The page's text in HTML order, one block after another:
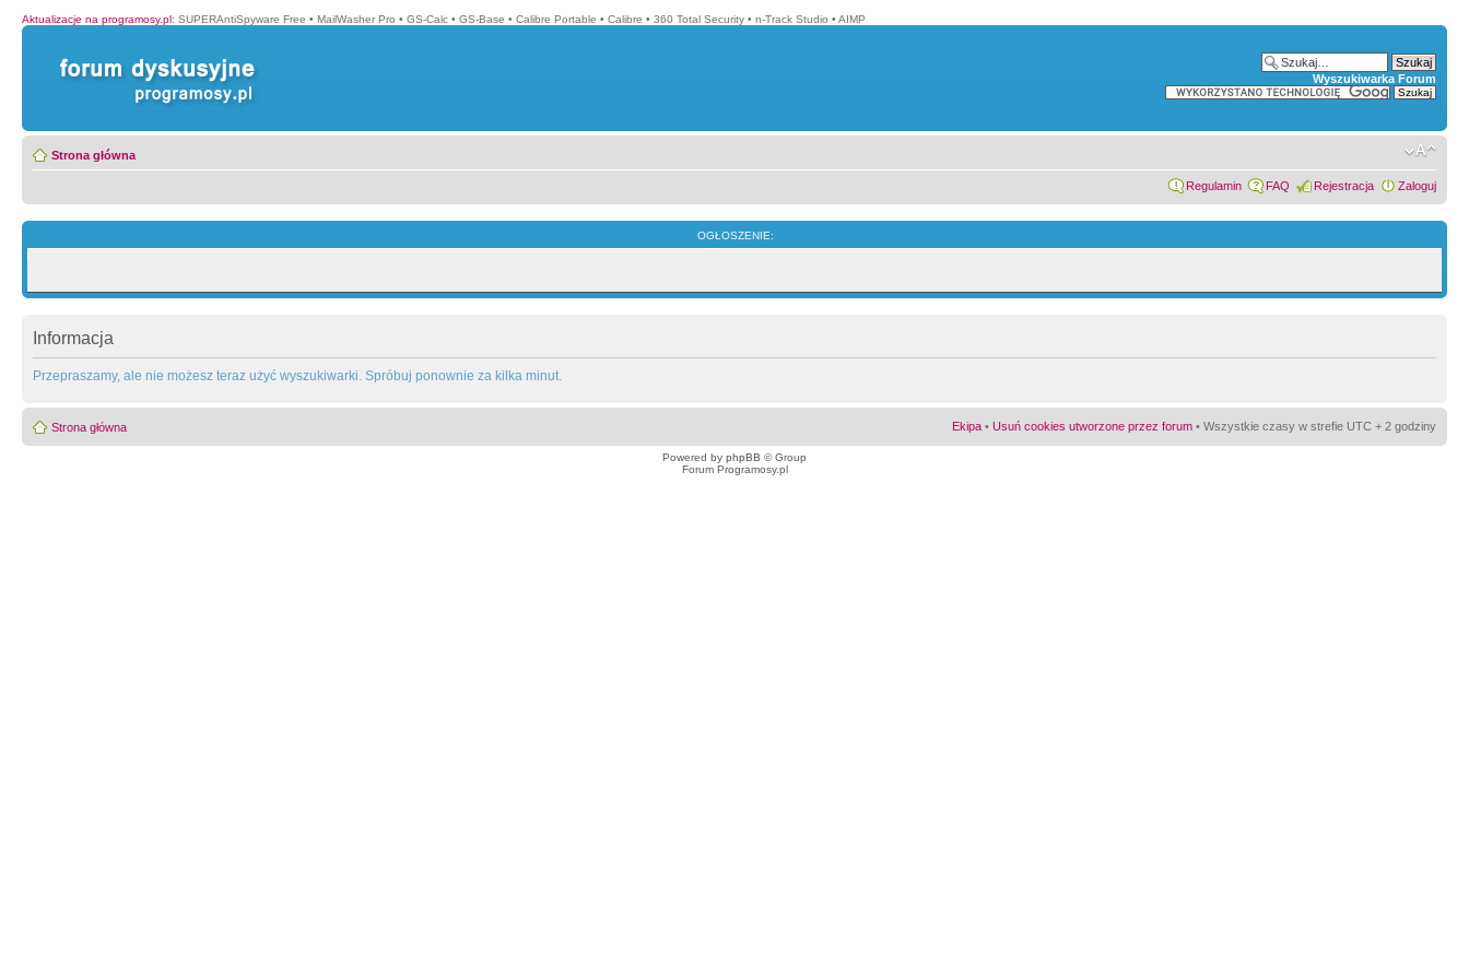
Aktualizacje na programosy.pl: SUPERAntiSpyware Free • MailWasher Pro • GS-Calc • GS-Base • Calibre Portable • Calibre • 360 Total Security • n-Track Studio • AIMP
Wyszukiwarka Forum
Strona główna
Regulamin FAQ Rejestracja Zaloguj
OGŁOSZENIE:
Informacja
Przepraszamy, ale nie możesz teraz użyć wyszukiwarki. Spróbuj ponownie za kilka minut.
Strona główna Ekipa • Usuń cookies utworzone przez forum • Wszystkie czasy w strefie UTC + 2 godziny
Powered by phpBB © Group
Forum Programosy.pl